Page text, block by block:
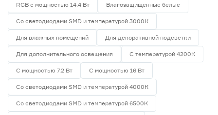
RGB с мощностью 14.4 Вт Влагозащищенные белые
Со светодиодами SMD и температурой 3000К
Для влажных помещений Для декоративной подсветки
Для дополнительного освещения С температурой 4200К
С мощностью 7.2 Вт С мощностью 16 Вт
Со светодиодами SMD и температурой 4000К
Со светодиодами SMD и температурой 6500К